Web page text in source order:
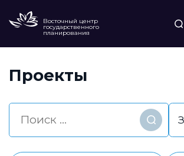
Восточный центр
государственного
планирования
Проекты
Найти